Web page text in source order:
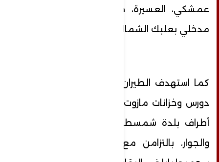
عمشكي، العسيرة، طريق الكيال، ولجهة
مدخلي بعلبك الشمالي والجنوبي.
كما استهدف الطيران محلة عين بورضاي،
دورس وخزانات مازوت في محيطها، وعلى
أطراف بلدة شمسطار، وعلى بلدة إيعات
والجوار، بالتزامن مع غارات عنيفة على